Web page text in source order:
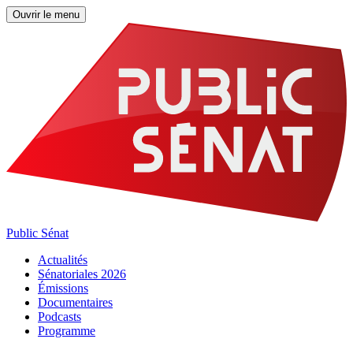
Ouvrir le menu
Public Sénat
Actualités
Sénatoriales 2026
Émissions
Documentaires
Podcasts
Programme